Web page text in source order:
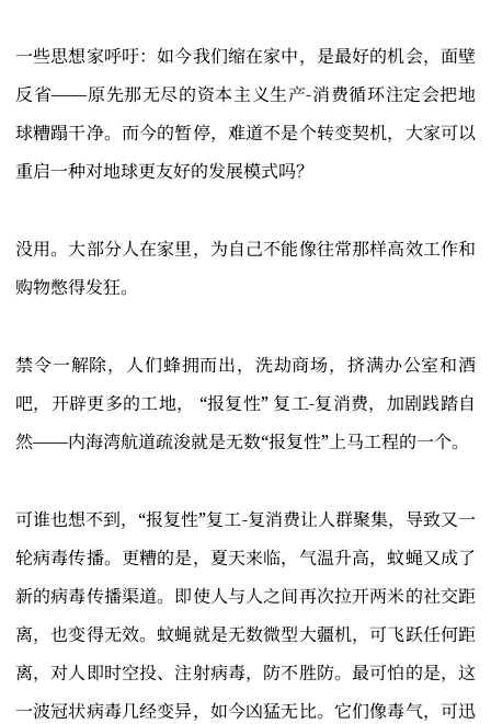
一些思想家呼吁：如今我们缩在家中，是最好的机会，面壁
反省——原先那无尽的资本主义生产-消费循环注定会把地
球糟蹋干净。而今的暂停，难道不是个转变契机，大家可以
重启一种对地球更友好的发展模式吗？
没用。大部分人在家里，为自己不能像往常那样高效工作和
购物憋得发狂。
禁令一解除，人们蜂拥而出，洗劫商场，挤满办公室和酒
吧，开辟更多的工地， “报复性” 复工-复消费，加剧践踏自
然——内海湾航道疏浚就是无数“报复性”上马工程的一个。
可谁也想不到，“报复性”复工-复消费让人群聚集，导致又一
轮病毒传播。更糟的是，夏天来临，气温升高，蚊蝇又成了
新的病毒传播渠道。即使人与人之间再次拉开两米的社交距
离，也变得无效。蚊蝇就是无数微型大疆机，可飞跃任何距
离，对人即时空投、注射病毒，防不胜防。最可怕的是，这
一波冠状病毒几经变异，如今凶猛无比。它们像毒气，可迅